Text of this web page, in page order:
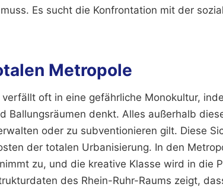
Es sucht die Konfrontation mit der
Metropole
oft in eine gefährliche Monokultur,
Ballungsräumen denkt. Alles außerhalb
oder zu subventionieren gilt. Diese
der totalen Urbanisierung. In den
zu, und die kreative Klasse wird in die
des Rhein-Ruhr-Raums zeigt,